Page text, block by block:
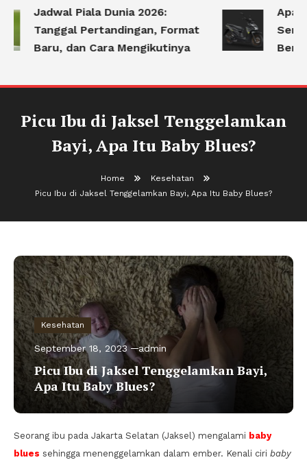
Jadwal Piala Dunia 2026:
Tanggal Pertandingan, Format
Baru, dan Cara Mengikutinya
Apa
Picu Ibu di Jaksel Tenggelamkan
Bayi, Apa Itu Baby Blues?
Home
Kesehatan
Picu Ibu di Jaksel Tenggelamkan Bayi, Apa Itu Baby Blues?
Kesehatan
September 18, 2023 admin
Picu Ibu di Jaksel Tenggelamkan Bayi,
Apa Itu Baby Blues?
Seorang ibu pada Jakarta Selatan (Jaksel) mengalami baby
blues sehingga menenggelamkan dalam ember. Kenali ciri baby